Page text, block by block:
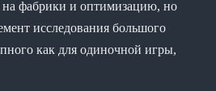
на фабрики и оптимизацию, но
исследования большого
как для одиночной игры,